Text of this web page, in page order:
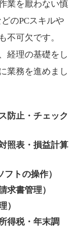
業を厭わない慎
のPCスキルや
不可欠です。
経理の基礎をし
業務を進めまし
防止・チェック
照表・損益計算
トの操作）
求書管理）
）
得税・年末調